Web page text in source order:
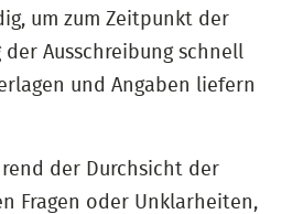
um zum Zeitpunkt der
der Ausschreibung schnell
und Angaben liefern
der Durchsicht der
Fragen oder Unklarheiten,